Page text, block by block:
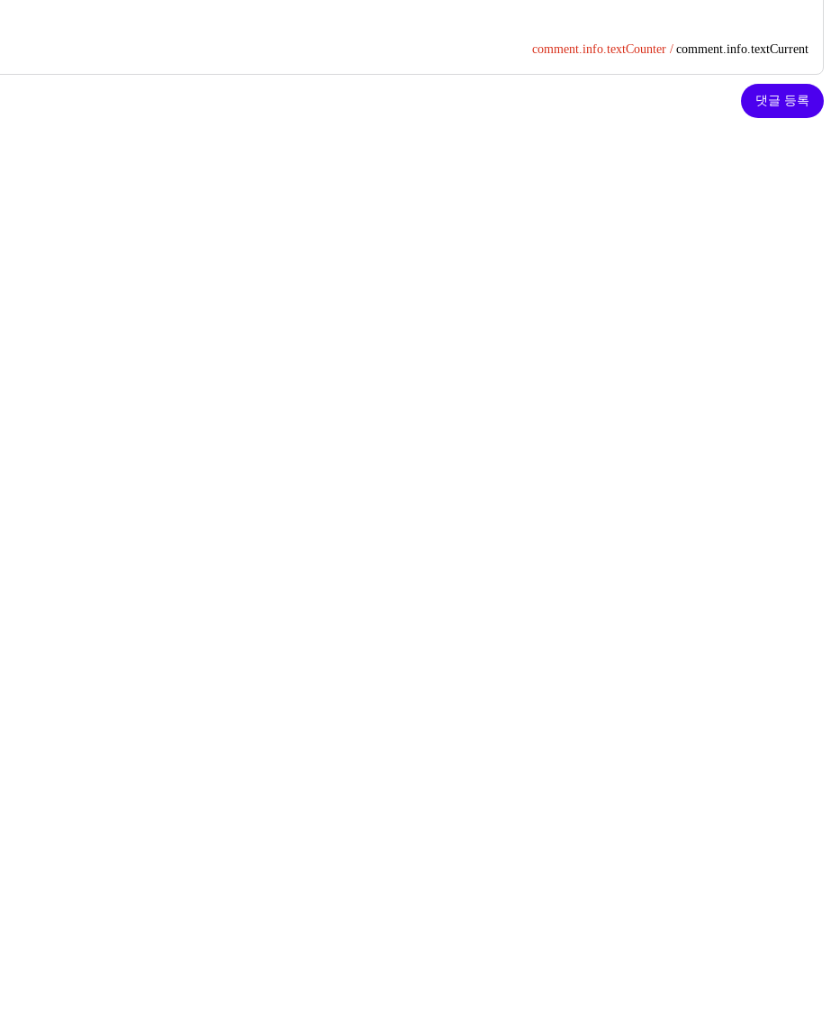
comment.info.textCounter / comment.info.textCurrent
댓글 등록